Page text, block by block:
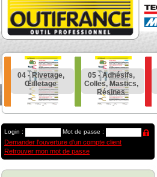
04 - Rivetage,
Œilletage
05 - Adhésifs,
Colles, Mastics,
Résines
Login : Mot de passe :
Demander l'ouverture d'un compte client
Retrouver mon mot de passe